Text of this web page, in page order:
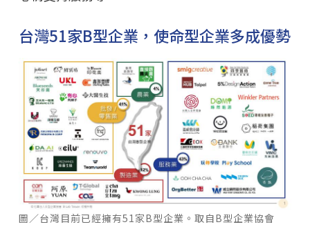
台灣51家B型企業，使命型企業多成優勢
圖／台灣目前已經擁有51家B型企業。取自B型企業協會